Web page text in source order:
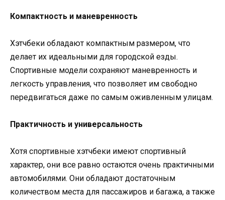
Компактность и маневренность
Хэтчбеки обладают компактным размером, что
делает их идеальными для городской езды.
Спортивные модели сохраняют маневренность и
легкость управления, что позволяет им свободно
передвигаться даже по самым оживленным улицам.
Практичность и универсальность
Хотя спортивные хэтчбеки имеют спортивный
характер, они все равно остаются очень практичными
автомобилями. Они обладают достаточным
количеством места для пассажиров и багажа, а также